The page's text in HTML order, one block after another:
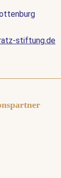
stiftung.de